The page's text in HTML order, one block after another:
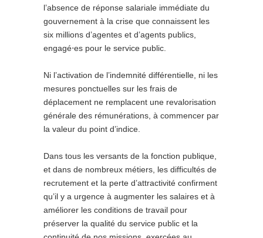
l’absence de réponse salariale immédiate du
gouvernement à la crise que connaissent les
six millions d’agentes et d’agents publics,
engagé⋅es pour le service public.
Ni l’activation de l’indemnité différentielle, ni les
mesures ponctuelles sur les frais de
déplacement ne remplacent une revalorisation
générale des rémunérations, à commencer par
la valeur du point d’indice.
Dans tous les versants de la fonction publique,
et dans de nombreux métiers, les difficultés de
recrutement et la perte d’attractivité confirment
qu’il y a urgence à augmenter les salaires et à
améliorer les conditions de travail pour
préserver la qualité du service public et la